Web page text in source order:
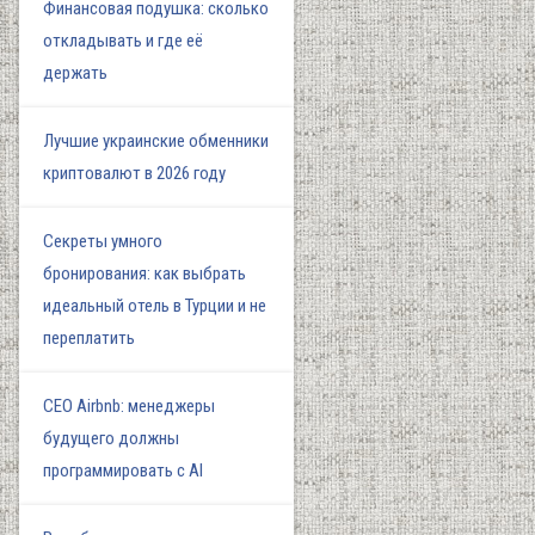
Финансовая подушка: сколько
откладывать и где её
держать
Лучшие украинские обменники
криптовалют в 2026 году
Секреты умного
бронирования: как выбрать
идеальный отель в Турции и не
переплатить
СЕО Airbnb: менеджеры
будущего должны
программировать с AI